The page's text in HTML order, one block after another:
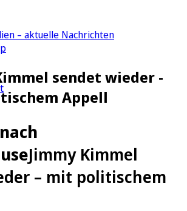
– aktuelle Nachrichten
sendet wieder -
Appell
Jimmy Kimmel
– mit politischem